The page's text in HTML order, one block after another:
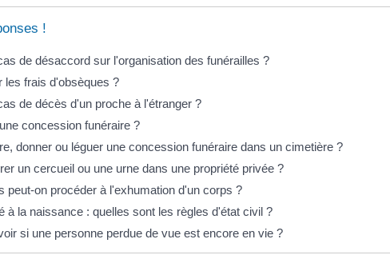
!
de désaccord sur l'organisation des funérailles ?
les frais d'obsèques ?
de décès d'un proche à l'étranger ?
concession funéraire ?
donner ou léguer une concession funéraire dans un cimetière ?
un cercueil ou une urne dans une propriété privée ?
peut-on procéder à l'exhumation d'un corps ?
à la naissance : quelles sont les règles d'état civil ?
si une personne perdue de vue est encore en vie ?